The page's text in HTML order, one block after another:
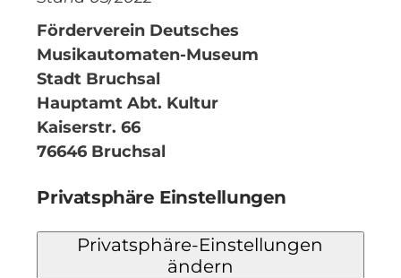
Förderverein Deutsches
Musikautomaten-Museum
Stadt Bruchsal
Hauptamt Abt. Kultur
Kaiserstr. 66
76646 Bruchsal
Privatsphäre Einstellungen
Privatsphäre-Einstellungen
ändern